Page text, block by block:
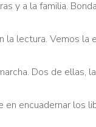
y a la familia.
lectura. Vemos
Dos de ellas,
encuadernar los